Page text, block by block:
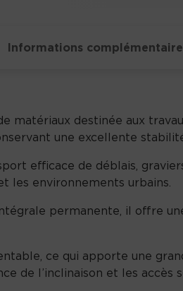
Informations
matériaux destinée aux
une excellente
efficace de déblais,
les environnements urbains.
permanente, il offre
ce qui apporte une
de l’inclinaison et les